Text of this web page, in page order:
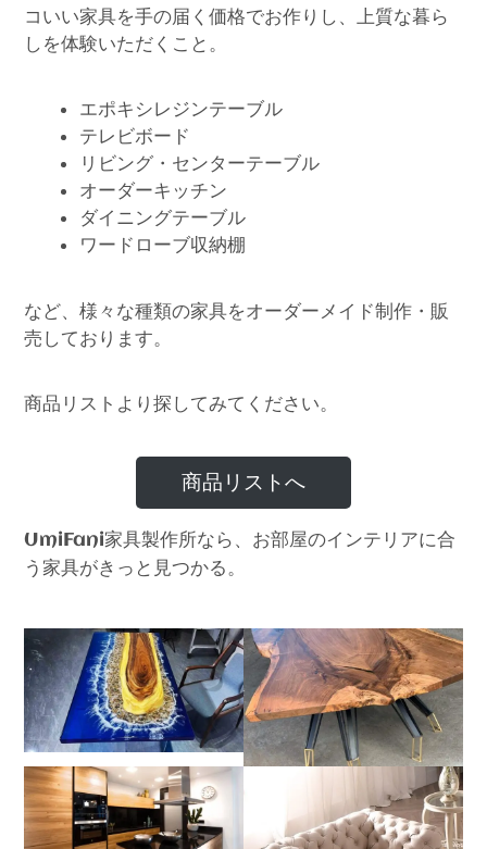
コいい家具を手の届く価格でお作りし、上質な暮ら
しを体験いただくこと。
エポキシレジンテーブル
テレビボード
リビング・センターテーブル
オーダーキッチン
ダイニングテーブル
ワードローブ収納棚
など、様々な種類の家具をオーダーメイド制作・販
売しております。
商品リストより探してみてください。
商品リストへ
UmiFani家具製作所なら、お部屋のインテリアに合
う家具がきっと見つかる。